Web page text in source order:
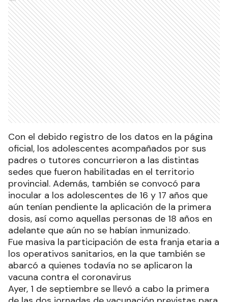
Con el debido registro de los datos en la página
oficial, los adolescentes acompañados por sus
padres o tutores concurrieron a las distintas
sedes que fueron habilitadas en el territorio
provincial. Además, también se convocó para
inocular a los adolescentes de 16 y 17 años que
aún tenían pendiente la aplicación de la primera
dosis, así como aquellas personas de 18 años en
adelante que aún no se habían inmunizado.
Fue masiva la participación de esta franja etaria a
los operativos sanitarios, en la que también se
abarcó a quienes todavía no se aplicaron la
vacuna contra el coronavirus
Ayer, 1 de septiembre se llevó a cabo la primera